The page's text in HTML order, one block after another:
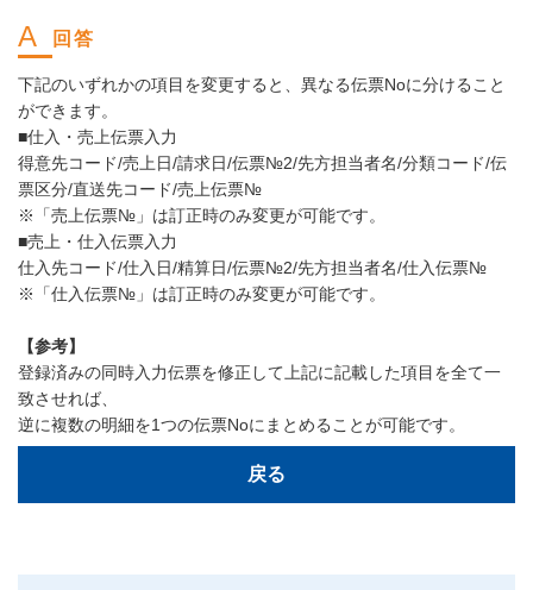
下記のいずれかの項目を変更すると、異なる伝票Noに分けること
ができます。
■仕入・売上伝票入力
得意先コード/売上日/請求日/伝票№2/先方担当者名/分類コード/伝
票区分/直送先コード/売上伝票№
※「売上伝票№」は訂正時のみ変更が可能です。
■売上・仕入伝票入力
仕入先コード/仕入日/精算日/伝票№2/先方担当者名/仕入伝票№
※「仕入伝票№」は訂正時のみ変更が可能です。
【参考】
登録済みの同時入力伝票を修正して上記に記載した項目を全て一
致させれば、
逆に複数の明細を1つの伝票Noにまとめることが可能です。
戻る